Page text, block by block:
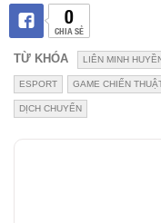
0
CHIA SẺ
TỪ KHÓA LIÊN MINH
ESPORT GAME CHIẾN
DỊCH CHUYỂN